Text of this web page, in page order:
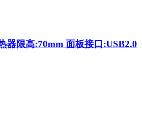
限高:70mm 面板接口:USB2.0